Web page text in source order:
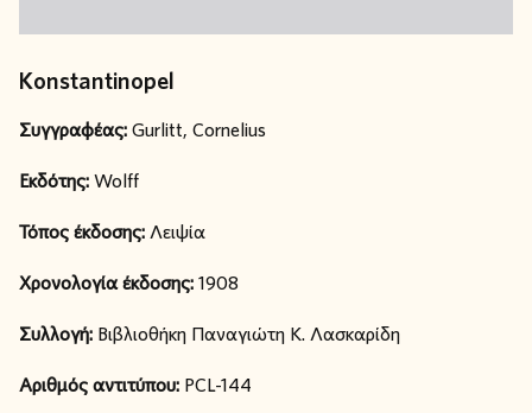
Konstantinopel
Συγγραφέας:Gurlitt, Cornelius
Εκδότης:Wolff
Τόπος έκδοσης:Λειψία
Χρονολογία έκδοσης:1908
Συλλογή: Βιβλιοθήκη Παναγιώτη Κ. Λασκαρίδη
Αριθμός αντιτύπου: PCL-144